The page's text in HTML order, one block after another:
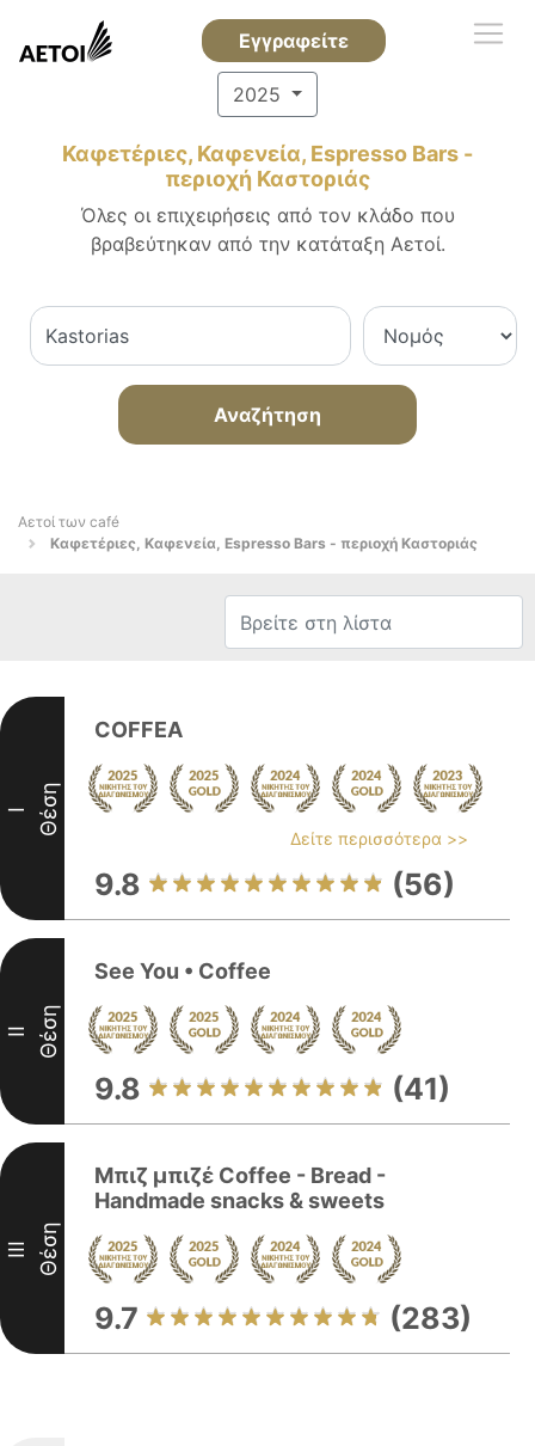
Εγγραφείτε
2025
Καφετέριες, Καφενεία, Espresso Bars -
περιοχή Καστοριάς
Όλες οι επιχειρήσεις από τον κλάδο που
βραβεύτηκαν από την κατάταξη Αετοί.
Αναζήτηση
Αετοί των café
Καφετέριες, Καφενεία, Espresso Bars - περιοχή Καστοριάς
I Θέση
COFFEA
Δείτε περισσότερα >>
9.8 (56)
II Θέση
See You • Coffee
9.8 (41)
III Θέση
Μπιζ μπιζέ Coffee - Bread -
Handmade snacks & sweets
9.7 (283)